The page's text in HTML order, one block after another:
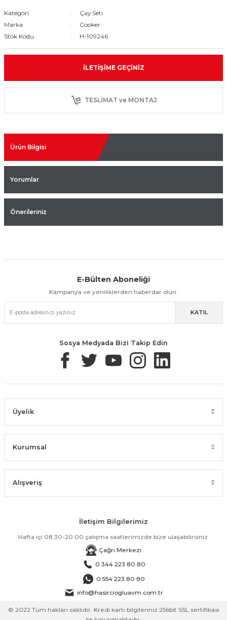
Kategori
Çay Seti
Marka
Cooker
Stok Kodu
H-109246
İLETIŞIME GEÇINIZ
TESLİMAT ve MONTAJ
Ürün Bilgisi
Yorumlar
Önerileriniz
Kolay İade & Değişim Güvenli Alışveriş
Güvenli Paketleme Taksit / Havale İle Alışveriş Kolay İade & Değişim
E-Bülten Aboneliği
Kampanya ve yeniliklerden haberdar olun.
KATIL
Sosya Medyada Bizi Takip Edin
Üyelik
Kurumsal
Alışveriş
İletişim Bilgilerimiz
Hafta içi 08.30-20.00 çalışma saatlerimizde bize ulaşabilirsiniz.
Çağrı Merkezi
0 344 223 80 80
0 554 223 80 80
info@hasirciogluavm.com.tr
© 2022 Tüm hakları saklıdır. Kredi kartı bilgileriniz 256bit SSL sertifikası